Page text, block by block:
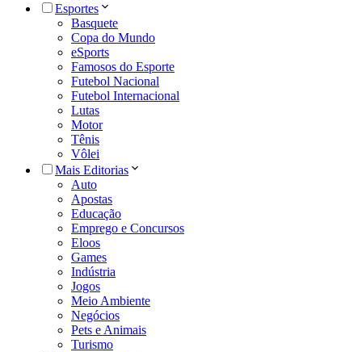
Esportes
Basquete
Copa do Mundo
eSports
Famosos do Esporte
Futebol Nacional
Futebol Internacional
Lutas
Motor
Tênis
Vôlei
Mais Editorias
Auto
Apostas
Educação
Emprego e Concursos
Eloos
Games
Indústria
Jogos
Meio Ambiente
Negócios
Pets e Animais
Turismo